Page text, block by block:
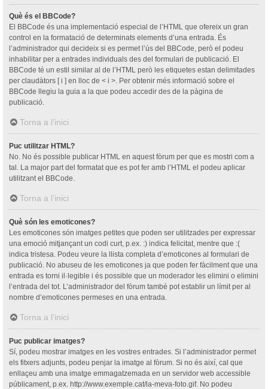
Què és el BBCode?
El BBCode és una implementació especial de l’HTML que ofereix un gran
control en la formatació de determinats elements d’una entrada. És
l’administrador qui decideix si es permet l’ús del BBCode, però el podeu
inhabilitar per a entrades individuals des del formulari de publicació. El
BBCode té un estil similar al de l’HTML però les etiquetes estan delimitades
per claudàtors [ i ] en lloc de < i >. Per obtenir més informació sobre el
BBCode llegiu la guia a la que podeu accedir des de la pàgina de
publicació.
Torna a l’inici
Puc utilitzar HTML?
No. No és possible publicar HTML en aquest fòrum per que es mostri com a
tal. La major part del formatat que es pot fer amb l’HTML el podeu aplicar
utilitzant el BBCode.
Torna a l’inici
Què són les emoticones?
Les emoticones són imatges petites que poden ser utilitzades per expressar
una emoció mitjançant un codi curt, p.ex. :) indica felicitat, mentre que :(
indica tristesa. Podeu veure la llista completa d’emoticones al formulari de
publicació. No abuseu de les emoticones ja que poden fer fàcilment que una
entrada es torni il·legible i és possible que un moderador les elimini o elimini
l’entrada del tot. L’administrador del fòrum també pot establir un límit per al
nombre d’emoticones permeses en una entrada.
Torna a l’inici
Puc publicar imatges?
Sí, podeu mostrar imatges en les vostres entrades. Si l’administrador permet
els fitxers adjunts, podeu penjar la imatge al fòrum. Si no és així, cal que
enllaçeu amb una imatge emmagatzemada en un servidor web accessible
públicament, p.ex. http://www.exemple.cat/la-meva-foto.gif. No podeu